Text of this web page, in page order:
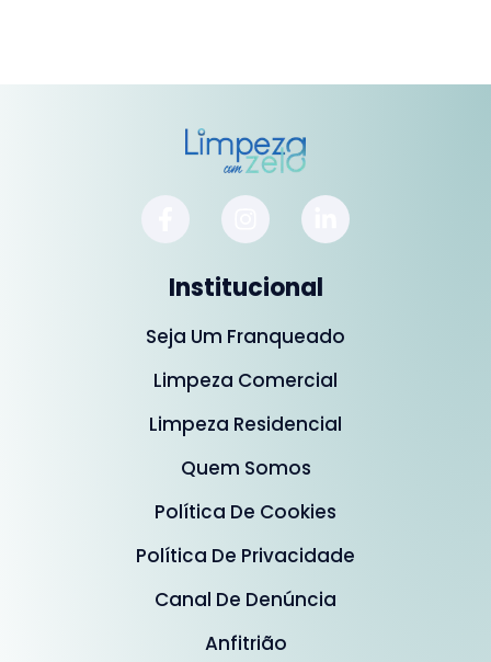
Institucional
Seja Um Franqueado
Limpeza Comercial
Limpeza Residencial
Quem Somos
Política De Cookies
Política De Privacidade
Canal De Denúncia
Anfitrião